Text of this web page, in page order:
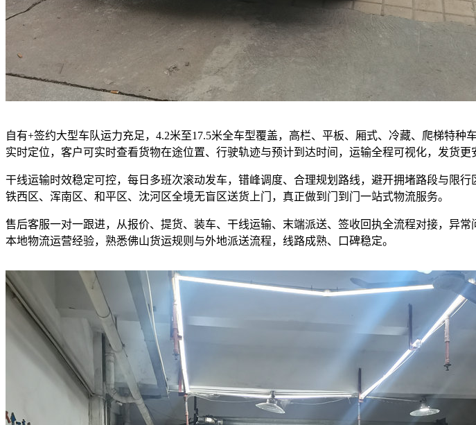
自有+签约大型车队运力充足，4.2米至17.5米全车型覆盖，高栏、平板、厢式、冷藏、爬梯特
实时定位，客户可实时查看货物在途位置、行驶轨迹与预计到达时间，运输全程可视化，发货更
干线运输时效稳定可控，每日多班次滚动发车，错峰调度、合理规划路线，避开拥堵路段与限
铁西区、浑南区、和平区、沈河区全境无盲区送货上门，真正做到门到门一站式物流服务。
售后客服一对一跟进，从报价、提货、装车、干线运输、末端派送、签收回执全流程对接，异
本地物流运营经验，熟悉佛山货运规则与外地派送流程，线路成熟、口碑稳定。